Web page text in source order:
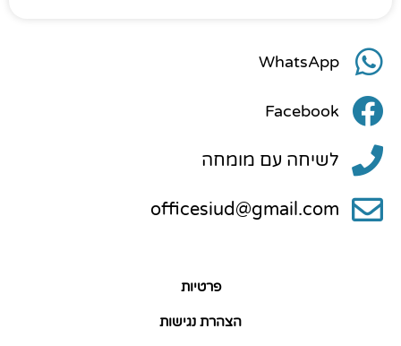
WhatsApp
Facebook
לשיחה עם מומחה
officesiud@gmail.com
פרטיות
הצהרת נגישות